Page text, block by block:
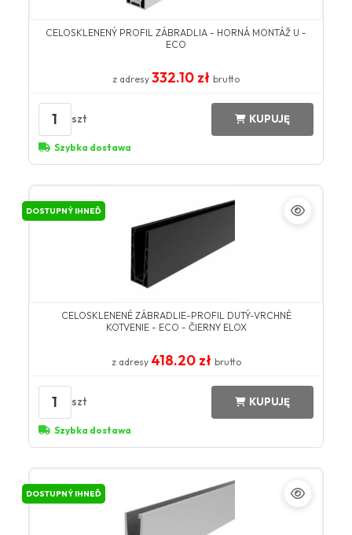
CELOSKLENENÝ PROFIL ZÁBRADLIA - HORNÁ MONTÁŽ U -
ECO
z adresy 332.10 zł brutto
1 szt KUPUJĘ
Szybka dostawa
DOSTUPNÝ IHNEĎ
CELOSKLENENÉ ZÁBRADLIE-PROFIL DUTÝ-VRCHNÉ
KOTVENIE - ECO - ČIERNY ELOX
z adresy 418.20 zł brutto
1 szt KUPUJĘ
Szybka dostawa
DOSTUPNÝ IHNEĎ